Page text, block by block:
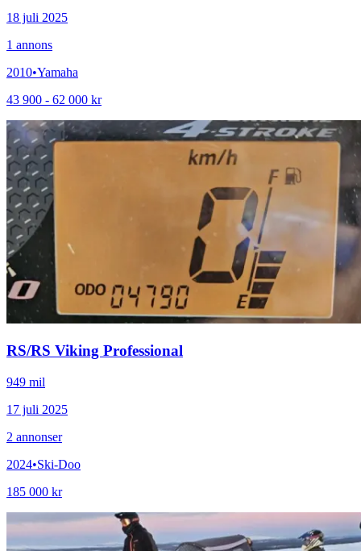
18 juli 2025
1 annons
2010•Yamaha
43 900 - 62 000 kr
RS/RS Viking Professional
949 mil
17 juli 2025
2 annonser
2024•Ski-Doo
185 000 kr